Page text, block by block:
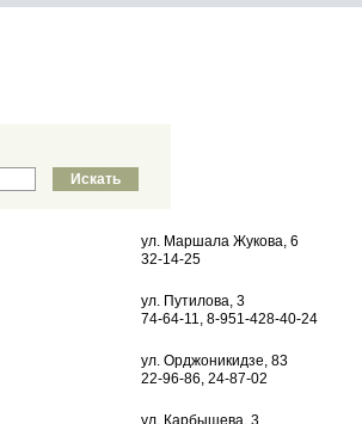
ул. Маршала Жукова, 6
32-14-25
ул. Путилова, 3
74-64-11, 8-951-428-40-24
ул. Орджоникидзе, 83
22-96-86, 24-87-02
ул. Карбышева, 3